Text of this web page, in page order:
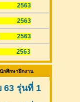
2563
2563
ม 2563
2563
กศึกษาฝึกงาน
63 รุ่นที่ 1